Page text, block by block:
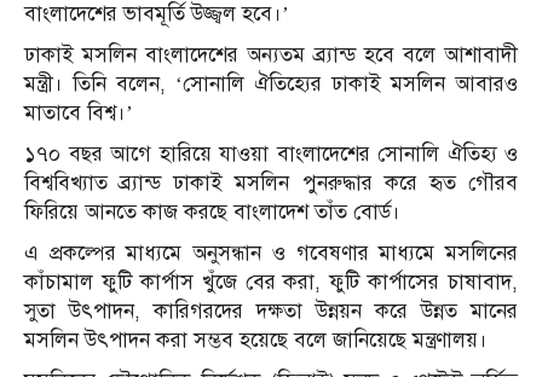
বাংলাদেশের ভাবমূর্তি উজ্জ্বল হবে।’
ঢাকাই মসলিন বাংলাদেশের অন্যতম ব্র্যান্ড হবে বলে আশাবাদী
মন্ত্রী। তিনি বলেন, ‘সোনালি ঐতিহ্যের ঢাকাই মসলিন আবারও
মাতাবে বিশ্ব।’
১৭০ বছর আগে হারিয়ে যাওয়া বাংলাদেশের সোনালি ঐতিহ্য ও
বিশ্ববিখ্যাত ব্র্যান্ড ঢাকাই মসলিন পুনরুদ্ধার করে হৃত গৌরব
ফিরিয়ে আনতে কাজ করছে বাংলাদেশ তাঁত বোর্ড।
এ প্রকল্পের মাধ্যমে অনুসন্ধান ও গবেষণার মাধ্যমে মসলিনের
কাঁচামাল ফুটি কার্পাস খুঁজে বের করা, ফুটি কার্পাসের চাষাবাদ,
সুতা উৎপাদন, কারিগরদের দক্ষতা উন্নয়ন করে উন্নত মানের
মসলিন উৎপাদন করা সম্ভব হয়েছে বলে জানিয়েছে মন্ত্রণালয়।